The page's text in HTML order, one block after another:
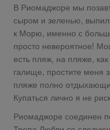
В Риомаджоре мы
сыром и зеленью,
к Морю, именно с
просто невероятное!
есть пляж, на пляже,
галище, простите меня
пляже полно
Купаться лично я не
Риомаджоре соединен